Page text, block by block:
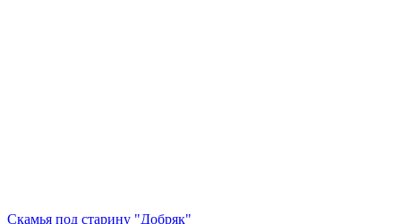
Скамья под старину "Добряк"